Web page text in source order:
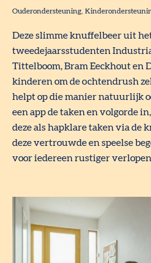
Ouderondersteuning
Deze slimme knuffelbeer uit
tweedejaarsstudenten
Tittelboom, Bram Eeckhout en
kinderen om de ochtendrush
helpt op die manier natuurlijk
een app de taken en volgorde
deze als hapklare taken via de
deze vertrouwde en speelse
voor iedereen rustiger